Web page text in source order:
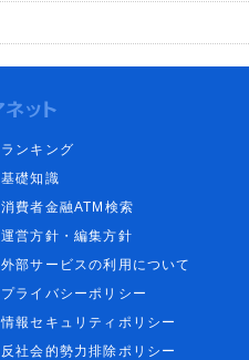
ランキング
基礎知識
消費者金融ATM検索
運営方針・編集方針
外部サービスの利用について
プライバシーポリシー
情報セキュリティポリシー
反社会的勢力排除ポリシー